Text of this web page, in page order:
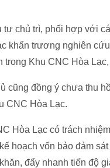
tư chủ trì, phối hợp với
khẩn trương nghiên
trong Khu CNC Hòa
cũng đồng ý chưa thu
CNC Hòa Lạc.
Hòa Lạc có trách
hoạch vốn bảo đảm
đẩy nhanh tiến độ